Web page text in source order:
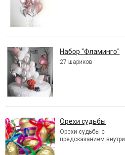
Набор "Фламинго"
27 шариков
Орехи судьбы
Орехи судьбы с
предсказанием внутри